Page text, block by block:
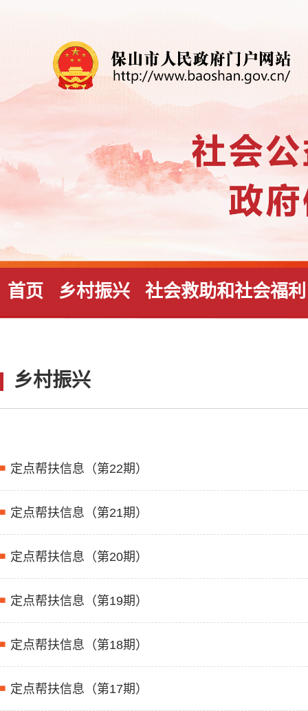
首页 乡村振兴 社会救助和社会福利
乡村振兴
定点帮扶信息（第22期）
定点帮扶信息（第21期）
定点帮扶信息（第20期）
定点帮扶信息（第19期）
定点帮扶信息（第18期）
定点帮扶信息（第17期）